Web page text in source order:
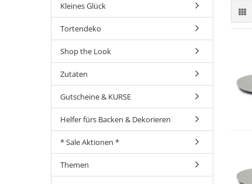
Kleines Glück
Tortendeko
Shop the Look
Zutaten
Gutscheine & KURSE
Helfer fürs Backen & Dekorieren
* Sale Aktionen *
Themen